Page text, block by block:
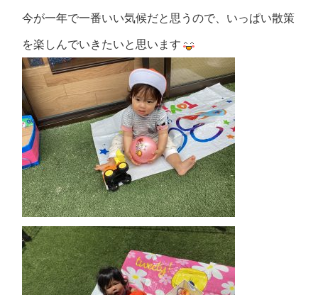
今が一年で一番いい気候だと思うので、いっぱい散策
を楽しんでいきたいと思います